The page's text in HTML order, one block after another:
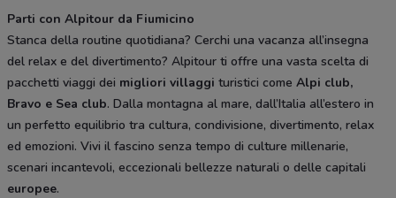
Parti con Alpitour da Fiumicino
Stanca della routine quotidiana? Cerchi una vacanza all’insegna
del relax e del divertimento? Alpitour ti offre una vasta scelta di
pacchetti viaggi dei migliori villaggi turistici come Alpi club,
Bravo e Sea club. Dalla montagna al mare, dall’Italia all’estero in
un perfetto equilibrio tra cultura, condivisione, divertimento, relax
ed emozioni. Vivi il fascino senza tempo di culture millenarie,
scenari incantevoli, eccezionali bellezze naturali o delle capitali
europee.